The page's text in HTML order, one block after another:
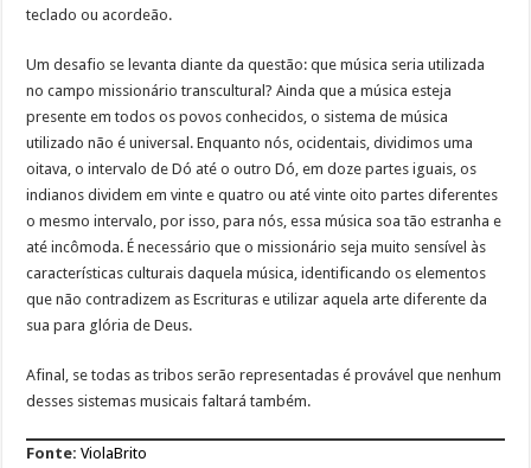
teclado ou acordeão.
Um desafio se levanta diante da questão: que música seria utilizada
no campo missionário transcultural? Ainda que a música esteja
presente em todos os povos conhecidos, o sistema de música
utilizado não é universal. Enquanto nós, ocidentais, dividimos uma
oitava, o intervalo de Dó até o outro Dó, em doze partes iguais, os
indianos dividem em vinte e quatro ou até vinte oito partes diferentes
o mesmo intervalo, por isso, para nós, essa música soa tão estranha e
até incômoda. É necessário que o missionário seja muito sensível às
características culturais daquela música, identificando os elementos
que não contradizem as Escrituras e utilizar aquela arte diferente da
sua para glória de Deus.
Afinal, se todas as tribos serão representadas é provável que nenhum
desses sistemas musicais faltará também.
Fonte: ViolaBrito